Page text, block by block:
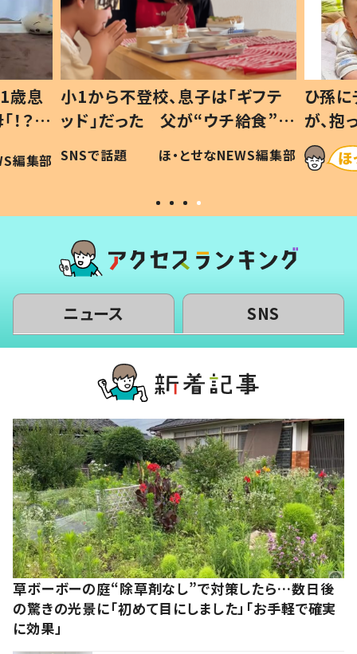
歳息
？」
編集部
小1から不登校、息子は「ギフテ
ッド」だった 父が“ウチ給食”を
作り続ける理由とは #令和の親
#令和の子
SNSで話題 ほ・とせなNEWS編集部
ひ孫
が、
「涙が
い」
ニュース SNS
草ボーボーの庭“除草剤なし”で対策したら…数日後
の驚きの光景に「初めて目にしました」「お手軽で確実
に効果」